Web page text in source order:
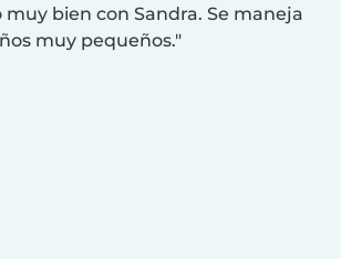
muy bien con Sandra. Se maneja
muy pequeños.